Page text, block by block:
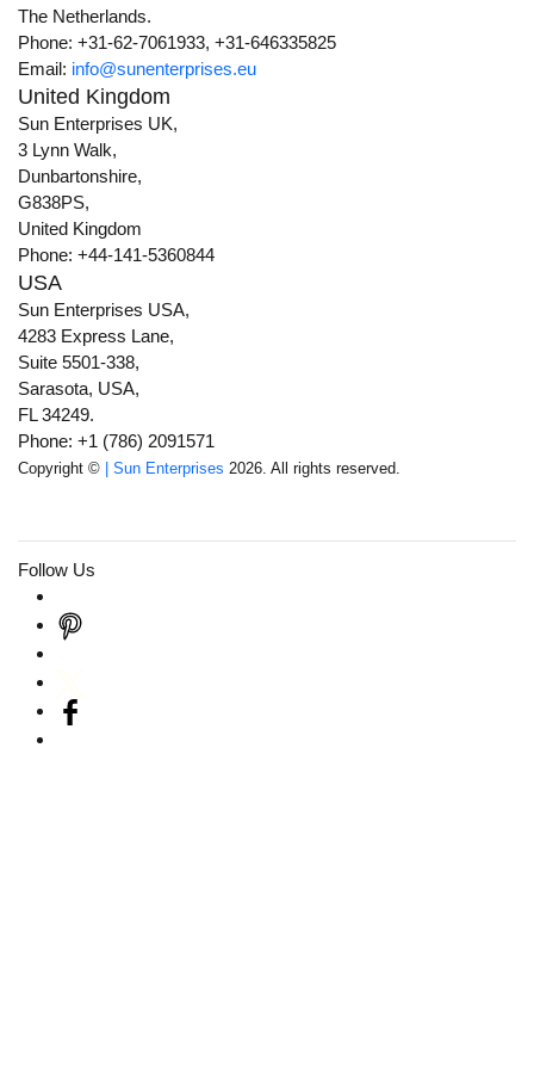
The Netherlands.
Phone: +31-62-7061933, +31-646335825
Email: info@sunenterprises.eu
United Kingdom
Sun Enterprises UK,
3 Lynn Walk,
Dunbartonshire,
G838PS,
United Kingdom
Phone: +44-141-5360844
USA
Sun Enterprises USA,
4283 Express Lane,
Suite 5501-338,
Sarasota, USA,
FL 34249.
Phone: +1 (786) 2091571
Copyright © | Sun Enterprises 2026. All rights reserved.
Follow Us